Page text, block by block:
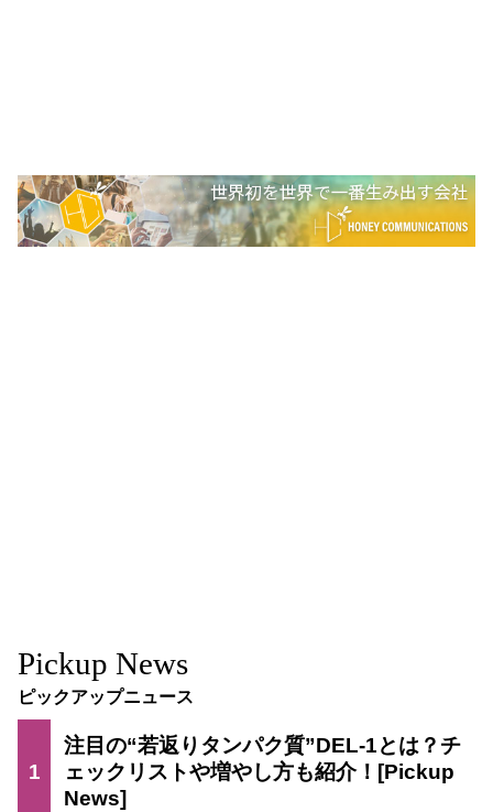
Pickup News
ピックアップニュース
1
注目の“若返りタンパク質”DEL-1とは？チ
ェックリストや増やし方も紹介！